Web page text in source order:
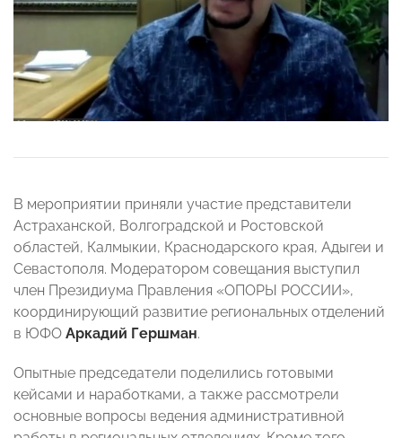
В мероприятии приняли участие представители
Астраханской, Волгоградской и Ростовской
областей, Калмыкии, Краснодарского края, Адыгеи и
Севастополя. Модератором совещания выступил
член Президиума Правления «ОПОРЫ РОССИИ»,
координирующий развитие региональных отделений
в ЮФО Аркадий Гершман.
Опытные председатели поделились готовыми
кейсами и наработками, а также рассмотрели
основные вопросы ведения административной